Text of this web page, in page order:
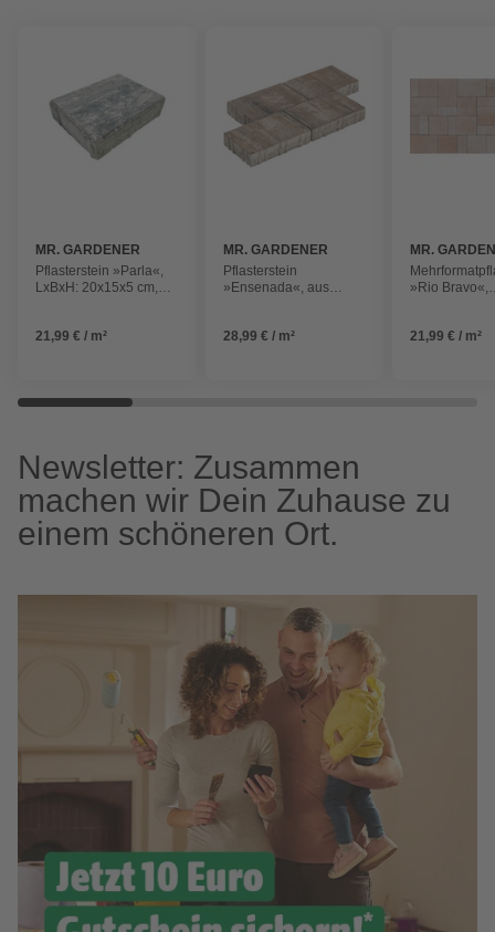
MR. GARDENER
Pflasterstein »Parla«,
LxBxH: 20x15x5 cm,
21,99 € / m²
MR. GARDENER
Pflasterstein
»Ensenada«, aus
28,99 € / m²
MR.
»Rio Bravo«,
sandstein
21,99 € / m²
Newsletter: Zusammen
machen wir Dein Zuhause zu
einem schöneren Ort.